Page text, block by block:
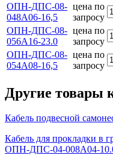
ОПН-ДПС-08-
048А06-16,5
цена по
запросу
ОПН-ДПС-08-
056А16-23.0
цена по
запросу
ОПН-ДПС-08-
054А08-16,5
цена по
запросу
Другие товары
Кабель подвесной
Кабель для прокладки в
ОПН-ДПС-04-008А04-